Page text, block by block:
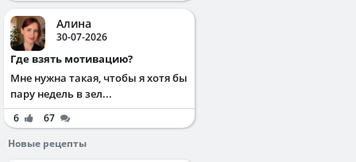
Алина
30-07-2026
Где взять мотивацию?
Мне нужна такая, чтобы я хотя бы
пару недель в зел...
6
67
Новые рецепты